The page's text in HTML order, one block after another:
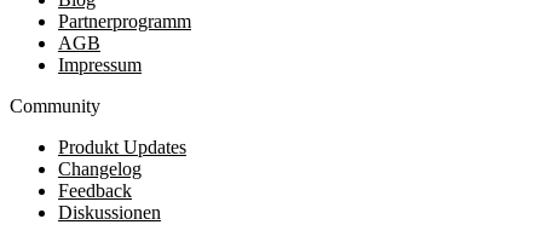
Partnerprogramm
AGB
Impressum
Community
Produkt Updates
Changelog
Feedback
Diskussionen